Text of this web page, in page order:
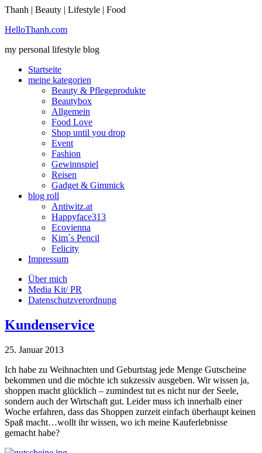
Thanh | Beauty | Lifestyle | Food
HelloThanh.com
my personal lifestyle blog
Startseite
meine kategorien
Beauty & Pflegeprodukte
Beautybox
Allgemein
Food Love
Shop until you drop
Event
Fashion
Gewinnspiel
Reisen
Gadget & Gimmick
blog roll
Antiwitz.at
Happyface313
Ecovienna
Kim´s Pencil
Felicity
Impressum
Über mich
Media Kit/ PR
Datenschutzverordnung
Kundenservice
25. Januar 2013
Ich habe zu Weihnachten und Geburtstag jede Menge Gutscheine
bekommen und die möchte ich sukzessiv ausgeben. Wir wissen ja,
shoppen macht glücklich – zumindest tut es nicht nur der Seele,
sondern auch der Wirtschaft gut. Leider muss ich innerhalb einer
Woche erfahren, dass das Shoppen zurzeit einfach überhaupt keinen
Spaß macht…wollt ihr wissen, wo ich meine Kauferlebnisse
gemacht habe?
Sie möchten mehr dazu erfahren?